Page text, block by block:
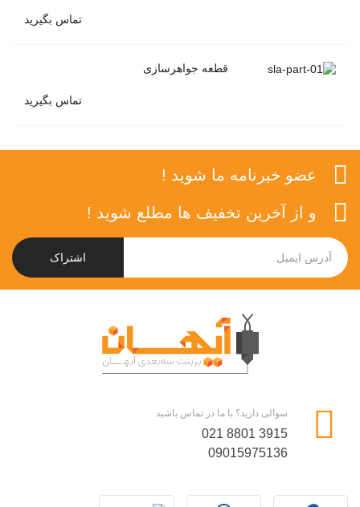
تماس بگیرید
قطعه جواهرسازی
تماس بگیرید
عضو خبرنامه ما شوید !
و از آخرین تخفیف ها مطلع شوید !
اشتراک
سوالی دارید؟ با ما در تماس باشید
021 8801 3915
09015975136